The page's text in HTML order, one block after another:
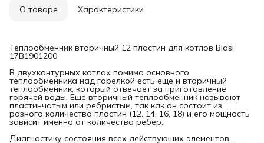
О товаре Характеристики
Теплообменник вторичный 12 пластин для котлов Biasi
17B1901200
В двухконтурных котлах помимо основного
теплообменника над горелкой есть еще и вторичный
теплообменник, который отвечает за приготовление
горячей воды. Еще вторичный теплообменник называют
пластинчатым или ребристым, так как он состоит из
разного количества пластин (12, 14, 16, 18) и его мощность
зависит именно от количества ребер.
Диагностику состояния всех действующих элементов